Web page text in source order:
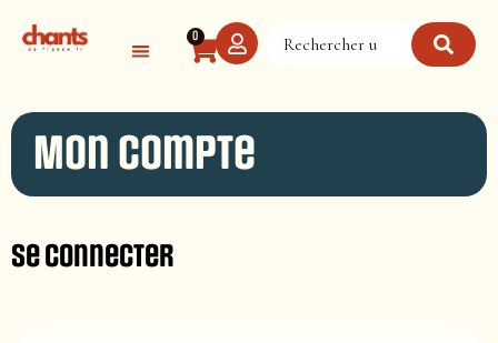
0
Mon compte
Se connecter